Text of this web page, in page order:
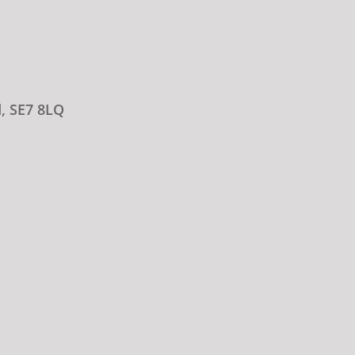
SE7 8LQ